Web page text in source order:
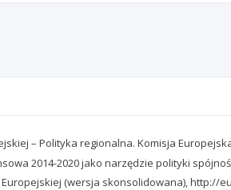
– Polityka regionalna. Komisja
2014-2020 jako narzędzie polityki
(wersja skonsolidowana), http://